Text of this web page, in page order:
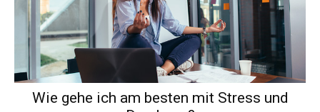
Wie gehe ich am besten mit Stress und